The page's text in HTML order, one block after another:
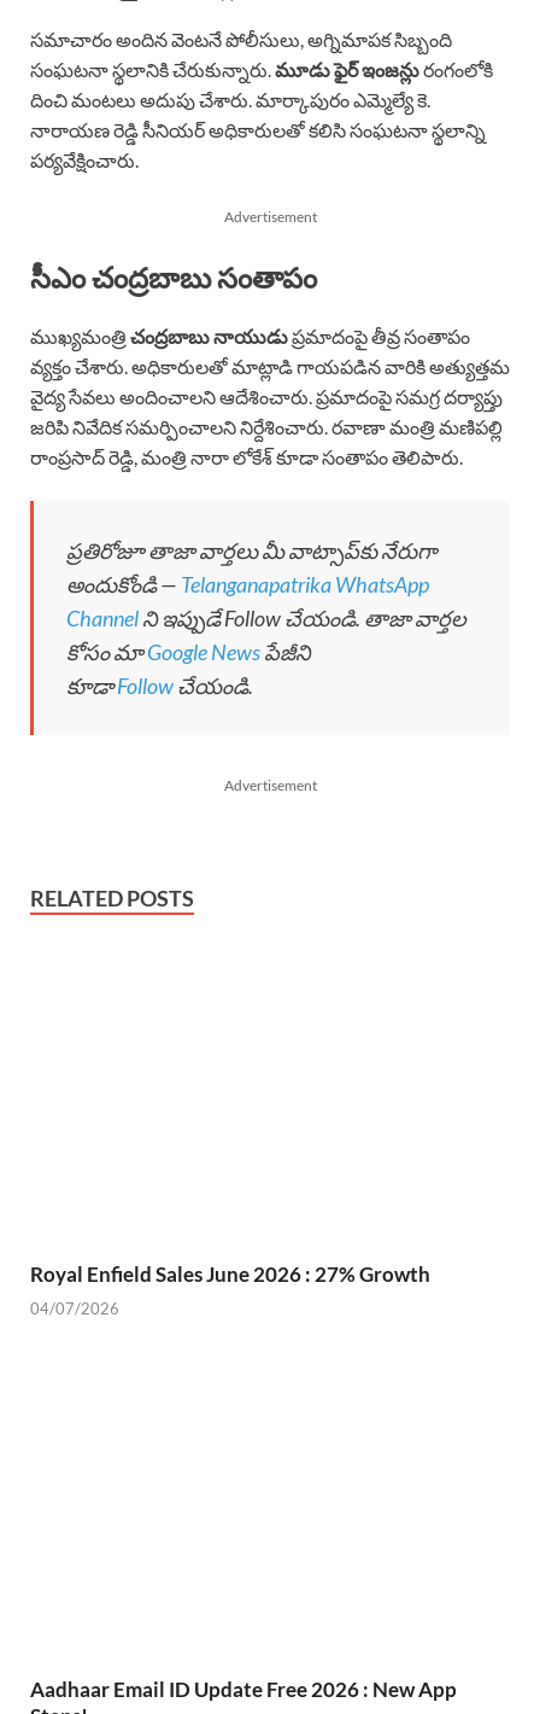
సమాచారం అందిన వెంటనే పోలీసులు, అగ్నిమాపక సిబ్బంది
సంఘటనా స్థలానికి చేరుకున్నారు. మూడు ఫైర్ ఇంజన్లురంగంలోకి
దించి మంటలు అదుపు చేశారు. మార్కాపురం ఎమ్మెల్యే కె.
నారాయణ రెడ్డి సీనియర్ అధికారులతో కలిసి సంఘటనా స్థలాన్ని
పర్యవేక్షించారు.
Advertisement
సీఎం చంద్రబాబు సంతాపం
ముఖ్యమంత్రి చంద్రబాబు నాయుడుప్రమాదంపై తీవ్ర సంతాపం
వ్యక్తం చేశారు. అధికారులతో మాట్లాడి గాయపడిన వారికి అత్యుత్తమ
వైద్య సేవలు అందించాలని ఆదేశించారు. ప్రమాదంపై సమగ్ర దర్యాప్తు
జరిపి నివేదిక సమర్పించాలని నిర్దేశించారు. రవాణా మంత్రి మణిపల్లి
రాంప్రసాద్ రెడ్డి, మంత్రి నారా లోకేశ్ కూడా సంతాపం తెలిపారు.
ప్రతిరోజూ తాజా వార్తలు మీ వాట్సాప్‌కు నేరుగా
అందుకోండి — Telanganapatrika WhatsApp
Channelని ఇప్పుడే Follow చేయండి. తాజా వార్తల
కోసం మాGoogle Newsపేజీని
కూడాFollowచేయండి.
Advertisement
RELATED POSTS
Royal Enfield Sales June 2026 : 27% Growth
04/07/2026
Aadhaar Email ID Update Free 2026 : New App